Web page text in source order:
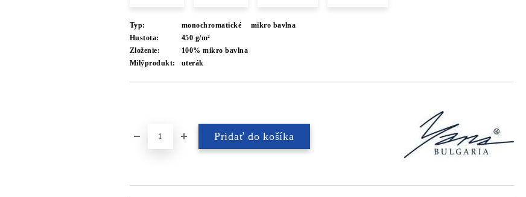
Typ: monochromatické
mikro bavlna
Hustota:
450 g/m²
Zloženie:
100% mikro bavlna
Milýprodukt:
uterák